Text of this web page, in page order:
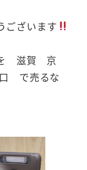
ございます
を 滋賀 京
で売るな